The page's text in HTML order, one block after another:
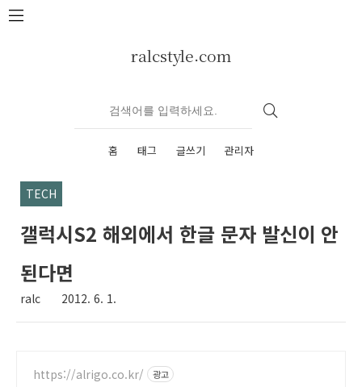
본문 바로가기
ralcstyle.com
홈 태그 글쓰기 관리자
TECH
갤럭시S2 해외에서 한글 문자 발신이 안
된다면
ralc 2012. 6. 1.
https://alrigo.co.kr/ 광고